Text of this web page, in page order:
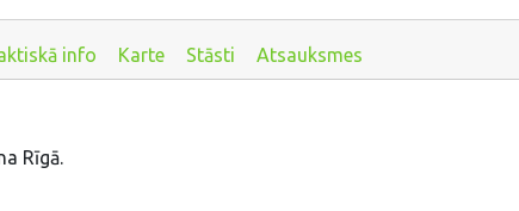
info Karte Stāsti Atsauksmes
Rīgā.